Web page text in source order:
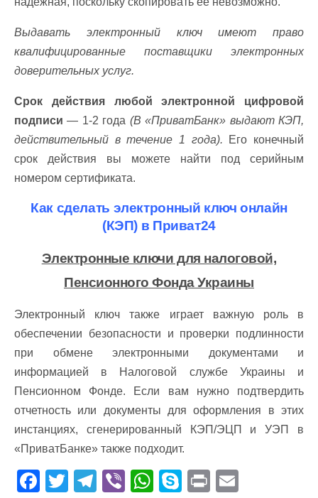
Выдавать электронный ключ имеют право
квалифицированные поставщики электронных
доверительных услуг.
Срок действия любой электронной цифровой
подписи — 1-2 года (В «ПриватБанк» выдают КЭП,
действительный в течение 1 года). Его конечный
срок действия вы можете найти под серийным
номером сертификата.
Как сделать электронный ключ онлайн
(КЭП) в Приват24
Электронные ключи для налоговой,
Пенсионного Фонда Украины
Электронный ключ также играет важную роль в
обеспечении безопасности и проверки подлинности
при обмене электронными документами и
информацией в Налоговой службе Украины и
Пенсионном Фонде. Если вам нужно подтвердить
отчетность или документы для оформления в этих
инстанциях, сгенерированный КЭП/ЭЦП и УЭП в
«ПриватБанке» также подходит.
F T T Vi W S Pr